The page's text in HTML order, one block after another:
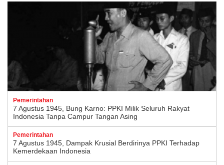
Pemerintahan
7 Agustus 1945, Bung Karno: PPKI Milik Seluruh Rakyat
Indonesia Tanpa Campur Tangan Asing
Pemerintahan
7 Agustus 1945, Dampak Krusial Berdirinya PPKI Terhadap
Kemerdekaan Indonesia